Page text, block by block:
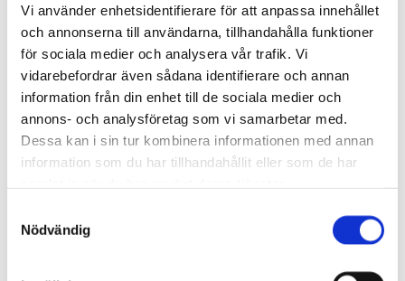
Vi använder enhetsidentifierare för att anpassa innehållet
och annonserna till användarna, tillhandahålla funktioner
för sociala medier och analysera vår trafik. Vi
vidarebefordrar även sådana identifierare och annan
information från din enhet till de sociala medier och
annons- och analysföretag som vi samarbetar med.
Dessa kan i sin tur kombinera informationen med annan
information som du har tillhandahållit eller som de har
Nödvändig
▲ Dölj filter
BAS P/U - Byggarbetsmiljösamordnare (2
dagar)
2026-08-10